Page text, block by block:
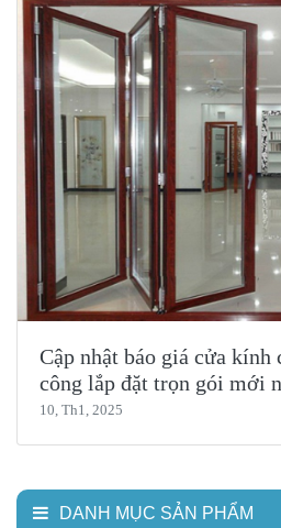
Cập nhật báo giá cửa kính
công lắp đặt trọn gói mới
10, Th1, 2025
DANH MỤC SẢN PHẨM